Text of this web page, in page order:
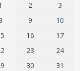
2
3
9
10
16
17
23
24
30 31